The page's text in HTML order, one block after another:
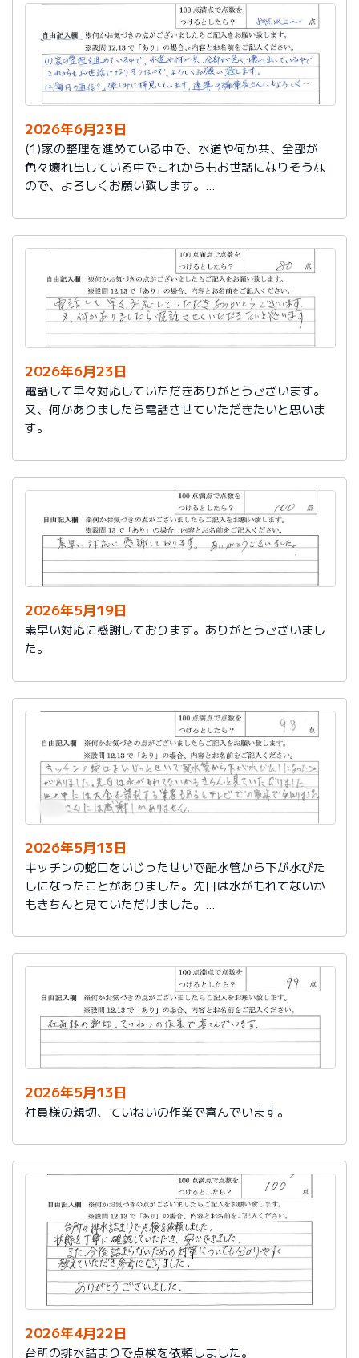
2026年6月23日
(1)家の整理を進めている中で、水道や何か共、全部が
色々壊れ出している中でこれからもお世話になりそうな
ので、よろしくお願い致します。
集長さんにもよろしく…
2026年6月23日
電話して早々対応していただきありがとうございます。
又、何かありましたら電話させていただきたいと思いま
す。
2026年5月19日
素早い対応に感謝しております。ありがとうございまし
た。
2026年5月13日
キッチンの蛇口をいじったせいで配水管から下が水びた
しになったことがありました。先日は水がもれてないか
もきちんと見ていただけました。
で知りました。
社員さんには感謝しかありません。
2026年5月13日
社員様の親切、ていねいの作業で喜んでいます。
2026年4月22日
台所の排水詰まりで点検を依頼しました。